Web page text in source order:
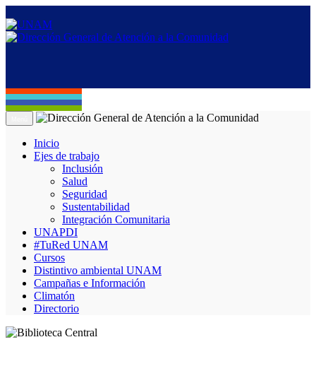
Inicio
Ejes de trabajo
Inclusión
Salud
Seguridad
Sustentabilidad
Integración Comunitaria
UNAPDI
#TuRed UNAM
Cursos
Distintivo ambiental UNAM
Campañas e Información
Climatón
Directorio